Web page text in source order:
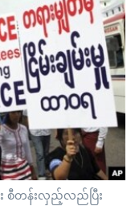
း စီတန်းလှည့်လည်ပြီး